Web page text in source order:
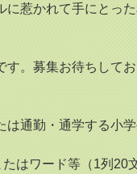
に惹かれて手にとっ
す。募集お待ちしてお
通勤・通学する小学
はワード等（1列20